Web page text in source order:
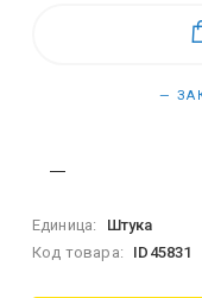
—
Единица:
Штука
Код товара:
ID45831